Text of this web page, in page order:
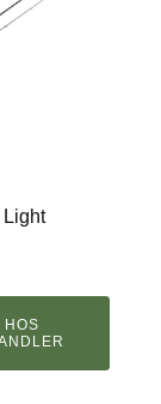
Light
HOS